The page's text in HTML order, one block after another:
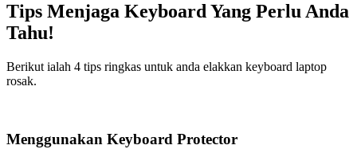
Tips Menjaga Keyboard Yang Perlu Anda
Tahu!
Berikut ialah 4 tips ringkas untuk anda elakkan keyboard laptop
rosak.
Menggunakan Keyboard Protector